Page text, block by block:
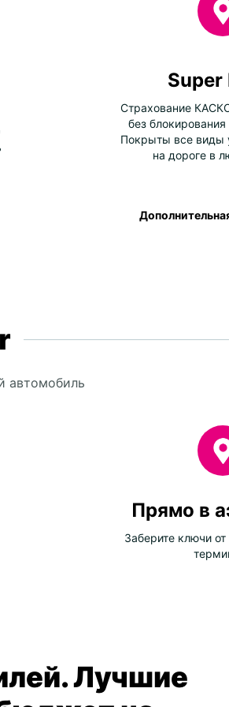
Super
Страхование
без блокирования
Покрыты все виды
на дороге в
автомобиль
Прямо в
Заберите ключи
Лучшие